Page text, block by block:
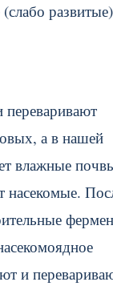
развитые)
а в нашей
влажные
насекомые.
и